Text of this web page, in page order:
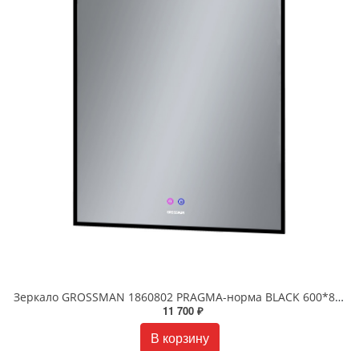
Зеркало GROSSMAN 1860802 PRAGMA-норма BLACK 600*800*45 LED с сенсорным выключателем и подогревом
11 700 ₽
В корзину